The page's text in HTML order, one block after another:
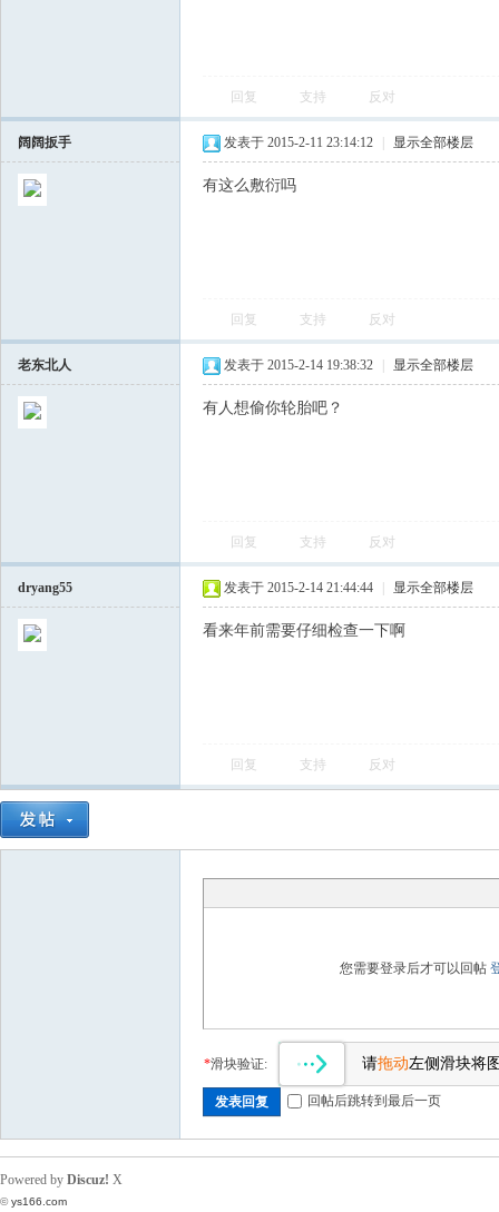
回复 支持 反对
阔阔扳手 发表于 2015-2-11 23:14:12 显示全部楼层
有这么敷衍吗
回复 支持 反对
老东北人 发表于 2015-2-14 19:38:32 显示全部楼层
有人想偷你轮胎吧？
回复 支持 反对
dryang55 发表于 2015-2-14 21:44:44 显示全部楼层
看来年前需要仔细检查一下啊
回复 支持 反对
您需要登录后才可以回帖
*滑块验证: 请拖动左侧滑块将
发表回复 回帖后跳转到最后一页
Powered by Discuz! X
©ys166.com